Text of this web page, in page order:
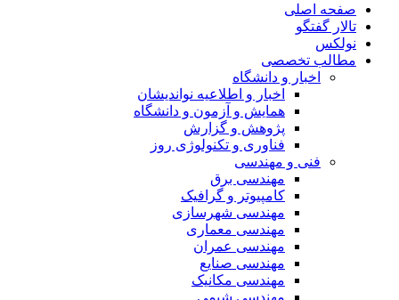
صفحه اصلی
تالار گفتگو
نولکس
مطالب تخصصی
اخبار و دانشگاه
اخبار و اطلاعیه نواندیشان
همایش و آزمون و دانشگاه
پژوهش و گزارش
فناوری و تکنولوژی روز
فنی و مهندسی
مهندسی برق
کامپیوتر و گرافیک
مهندسی شهرسازی
مهندسی معماری
مهندسی عمران
مهندسی صنایع
مهندسی مکانیک
مهندسی شیمی